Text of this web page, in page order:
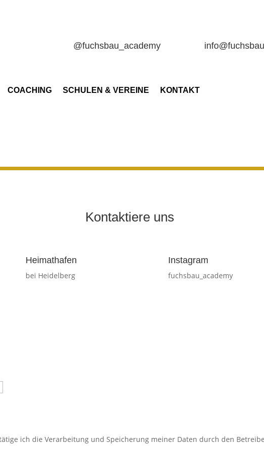
@fuchsbau_academy
COACHING SCHULEN & VEREINE KONTAKT
Kontaktiere uns
Heimathafen
bei Heidelberg
Instagram
fuchsbau_academy
ich die Verarbeitung und Speicherung meiner Daten durch den